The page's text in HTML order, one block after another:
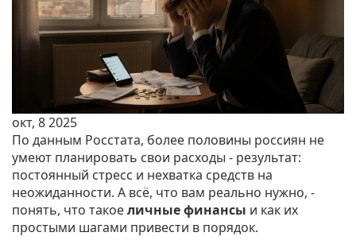
окт, 8 2025
По данным Росстата, более половины россиян не
умеют планировать свои расходы - результат:
постоянный стресс и нехватка средств на
неожиданности. А всё, что вам реально нужно, -
понять, что такоеличные финансы и как их
простыми шагами привести в порядок.